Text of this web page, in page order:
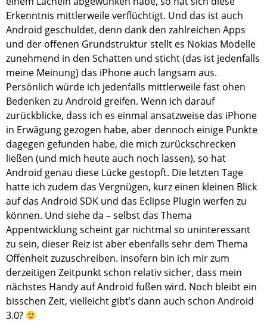
Erkenntnis mittlerweile verflüchtigt. Und das ist auch
Android geschuldet, denn dank den zahlreichen Apps
und der offenen Grundstruktur stellt es Nokias Modelle
zunehmend in den Schatten und sticht (das ist jedenfalls
meine Meinung) das iPhone auch langsam aus.
Persönlich würde ich jedenfalls mittlerweile fast ohen
Bedenken zu Android greifen. Wenn ich darauf
zurückblicke, dass ich es einmal ansatzweise das iPhone
in Erwägung gezogen habe, aber dennoch einige Punkte
dagegen gefunden habe, die mich zurückschrecken
ließen (und mich heute auch noch lassen), so hat
Android genau diese Lücke gestopft. Die letzten Tage
hatte ich zudem das Vergnügen, kurz einen kleinen Blick
auf das Android SDK und das Eclipse Plugin werfen zu
können. Und siehe da – selbst das Thema
Appentwicklung scheint gar nichtmal so uninteressant
zu sein, dieser Reiz ist aber ebenfalls sehr dem Thema
Offenheit zuzuschreiben. Insofern bin ich mir zum
derzeitigen Zeitpunkt schon relativ sicher, dass mein
nächstes Handy auf Android fußen wird. Noch bleibt ein
bisschen Zeit, vielleicht gibt’s dann auch schon Android
3.0?